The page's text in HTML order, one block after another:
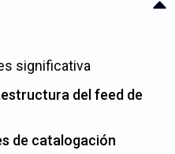
significativa
del feed de
de catalogación